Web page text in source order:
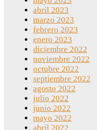
abril 2023
marzo 2023
febrero 2023
enero 2023
diciembre 2022
noviembre 2022
octubre 2022
septiembre 2022
agosto 2022
julio 2022
junio 2022
mayo 2022
abril 2022